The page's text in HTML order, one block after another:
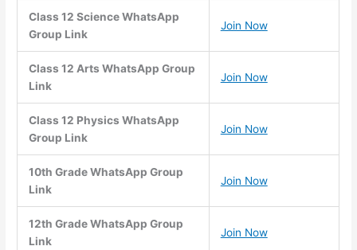
Class 12 Science WhatsApp
Group Link
Join Now
Class 12 Arts WhatsApp Group
Link
Join Now
Class 12 Physics WhatsApp
Group Link
Join Now
10th Grade WhatsApp Group
Link
Join Now
12th Grade WhatsApp Group
Link
Join Now